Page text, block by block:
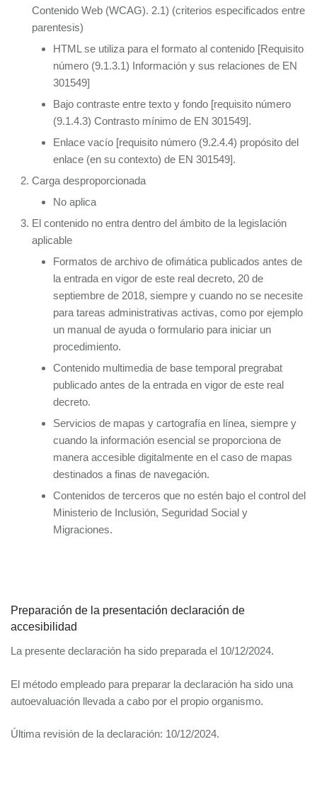
Contenido Web (WCAG). 2.1) (criterios especificados entre
parentesis)
HTML se utiliza para el formato al contenido [Requisito
número (9.1.3.1) Información y sus relaciones de EN
301549]
Bajo contraste entre texto y fondo [requisito número
(9.1.4.3) Contrasto mínimo de EN 301549].
Enlace vacío [requisito número (9.2.4.4) propósito del
enlace (en su contexto) de EN 301549].
Carga desproporcionada
No aplica
El contenido no entra dentro del ámbito de la legislación
aplicable
Formatos de archivo de ofimática publicados antes de
la entrada en vigor de este real decreto, 20 de
septiembre de 2018, siempre y cuando no se necesite
para tareas administrativas activas, como por ejemplo
un manual de ayuda o formulario para iniciar un
procedimiento.
Contenido multimedia de base temporal pregrabat
publicado antes de la entrada en vigor de este real
decreto.
Servicios de mapas y cartografía en línea, siempre y
cuando la información esencial se proporciona de
manera accesible digitalmente en el caso de mapas
destinados a finas de navegación.
Contenidos de terceros que no estén bajo el control del
Ministerio de Inclusión, Seguridad Social y
Migraciones.
Preparación de la presentación declaración de
accesibilidad
La presente declaración ha sido preparada el 10/12/2024.
El método empleado para preparar la declaración ha sido una
autoevaluación llevada a cabo por el propio organismo.
Última revisión de la declaración: 10/12/2024.